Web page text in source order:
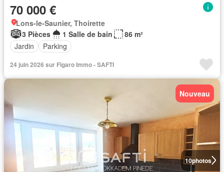
70 000 €
Lons-le-Saunier, Thoirette
3 Pièces
1 Salle de bain
86 m²
Jardin
Parking
24 juin 2026 sur Figaro Immo - SAFTI
10photos
Nouveau